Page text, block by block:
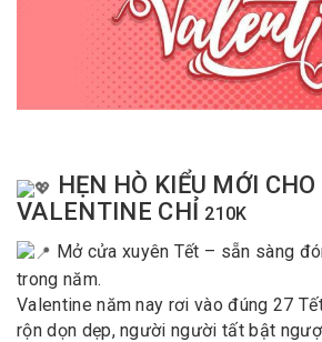
HẸN HÒ KIỂU MỚI
VALENTINE CHỈ 210K
Mở cửa xuyên Tết – sẵn sàng
trong năm.
Valentine năm nay rơi vào đúng 27
rộn dọn dẹp, người người tất bật